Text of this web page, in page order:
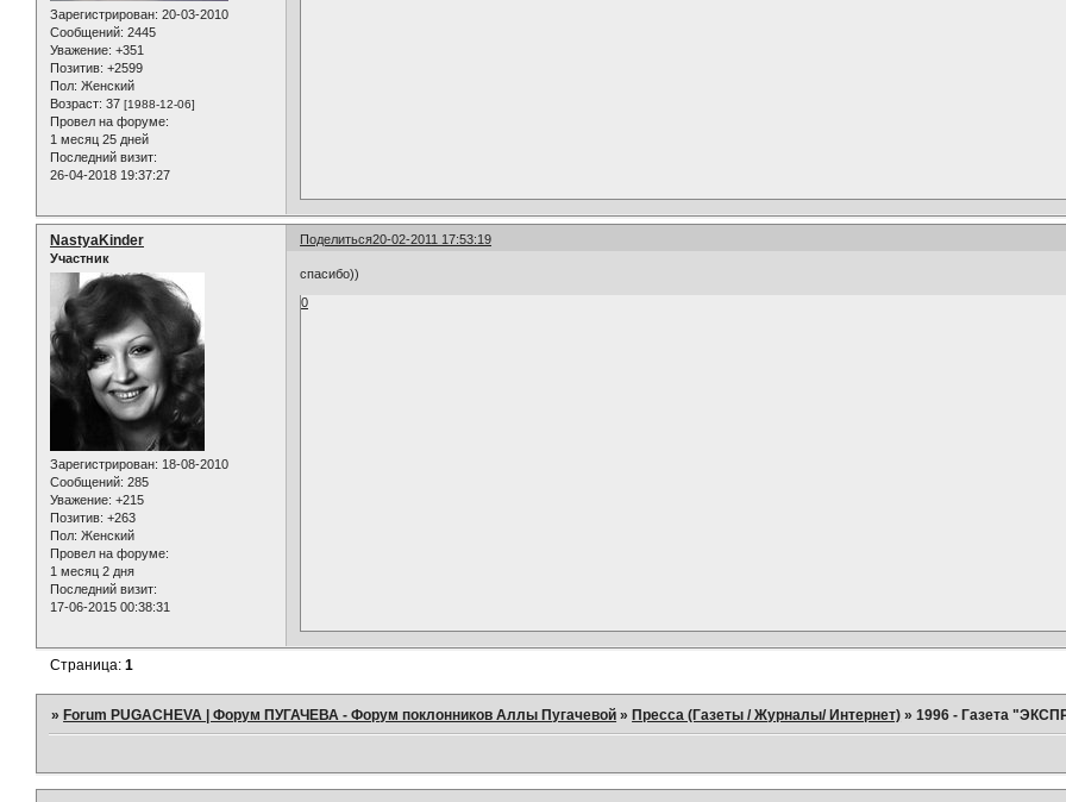
Зарегистрирован: 20-03-2010
Сообщений: 2445
Уважение: +351
Позитив: +2599
Пол: Женский
Возраст: 37 [1988-12-06]
Провел на форуме:
1 месяц 25 дней
Последний визит:
26-04-2018 19:37:27
Поделиться20-02-2011 17:53:19
NastyaKinder
Участник
Зарегистрирован: 18-08-2010
Сообщений: 285
Уважение: +215
Позитив: +263
Пол: Женский
Провел на форуме:
1 месяц 2 дня
Последний визит:
17-06-2015 00:38:31
спасибо))
0
Страница:1
»Forum PUGACHEVA | Форум ПУГАЧЕВА - Форум поклонников Аллы Пугачевой »Пресса (Газеты / Журналы/ Интернет) »1996 - Газета